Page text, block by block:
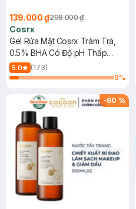
139.000 ₫298.000 ₫
Cosrx
Gel Rửa Mặt Cosrx Tràm Trà,
0.5% BHA Có Độ pH Thấp
150ml
5.0
(173)
9%
-60 %